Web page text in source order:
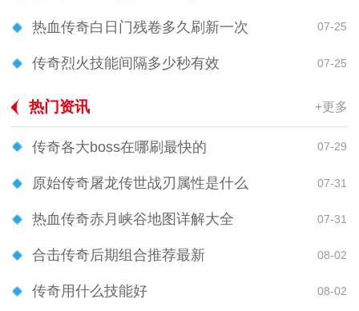
热血传奇白日门残卷多久刷新一次 07-25
传奇烈火技能间隔多少秒有效 07-25
热门资讯 +更多
传奇各大boss在哪刷最快的 07-29
原始传奇屠龙传世战刃属性是什么 07-31
热血传奇赤月峡谷地图详解大全 07-31
合击传奇后期组合推荐最新 08-02
传奇用什么技能好 08-02